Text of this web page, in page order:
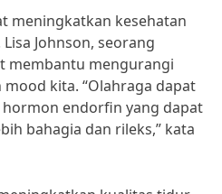
meningkatkan kesehatan
Johnson, seorang
membantu mengurangi
kita. “Olahraga dapat
endorfin yang dapat
bahagia dan rileks,” kata